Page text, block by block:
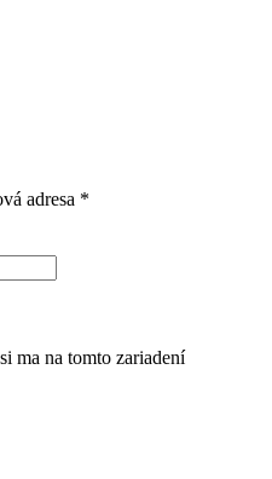
adresa *
ma na tomto zariadení